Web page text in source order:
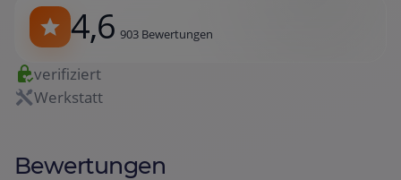
4,6 903 Bewertungen
verifiziert
Werkstatt
Bewertungen